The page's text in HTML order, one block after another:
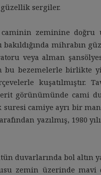
sergiler.
zeminine doğru
mihrabın
veya alman
bu bezemelerle birlikte
kuşatılmıştır.
görünümünde cami
suresi camiye ayrı bir
yazılmış, 1980
duvarlarında bol altın
zemin üzerinde mavi